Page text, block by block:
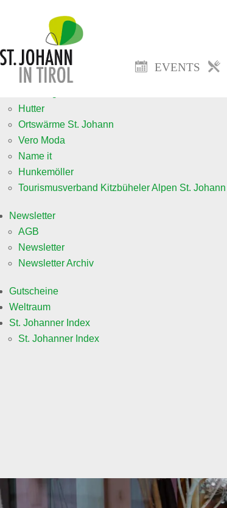
EVENTS
Veranstaltung anmelden neu
Mittagsmenü
Jobs
Hutter
Ortswärme St. Johann
Vero Moda
Name it
Hunkemöller
Tourismusverband Kitzbüheler Alpen St. Johann
Newsletter
AGB
Newsletter
Newsletter Archiv
Gutscheine
Weltraum
St. Johanner Index
St. Johanner Index